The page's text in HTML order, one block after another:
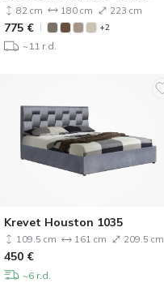
82 cm 180 cm 223 cm
775 € +2
~11 r.d.
Krevet Houston 1035
109.5 cm 161 cm 209.5 cm
450 €
~6 r.d.